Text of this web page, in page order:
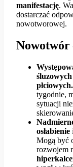
manifestację.
dostarczać
nowotworowej.
Nowotwór
płciowych.
tygodnie,
sytuacji
osłabienie i
Mogą być
rozwojem